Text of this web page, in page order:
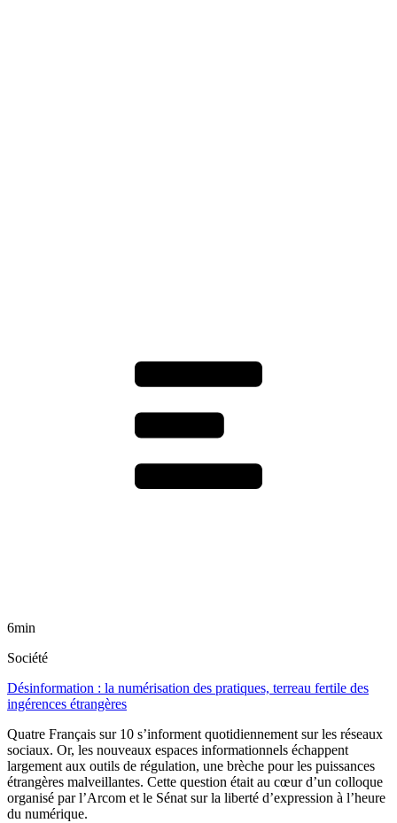
6min
Société
Désinformation : la numérisation des pratiques, terreau fertile des
ingérences étrangères
Quatre Français sur 10 s’informent quotidiennement sur les réseaux
sociaux. Or, les nouveaux espaces informationnels échappent
largement aux outils de régulation, une brèche pour les puissances
étrangères malveillantes. Cette question était au cœur d’un colloque
organisé par l’Arcom et le Sénat sur la liberté d’expression à l’heure
du numérique.